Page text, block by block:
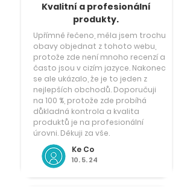
Kvalitní a profesionální
produkty.
Upřímně řečeno, měla jsem trochu
obavy objednat z tohoto webu,
protože zde není mnoho recenzí a
často jsou v cizím jazyce. Nakonec
se ale ukázalo, že je to jeden z
nejlepších obchodů. Doporučuji
na 100 %, protože zde probíhá
důkladná kontrola a kvalita
produktů je na profesionální
úrovni. Děkuji za vše.
Ke Co
10. 5. 24